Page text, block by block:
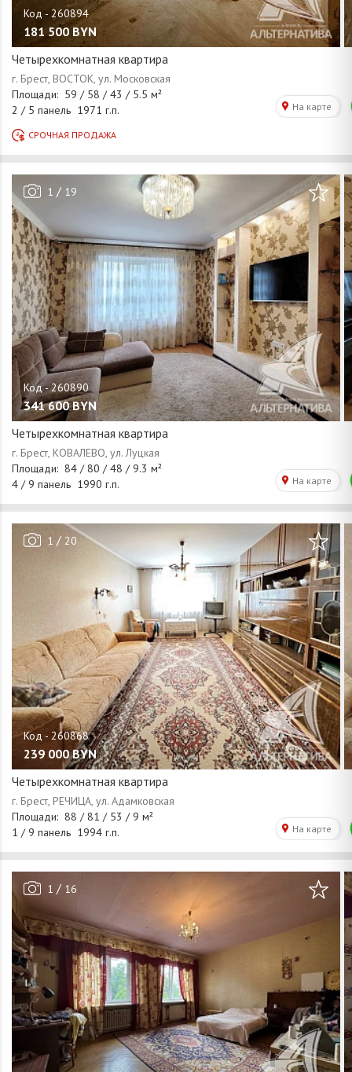
181 500 BYN
Четырехкомнатная квартира
1 / 19
341 600 BYN
Четырехкомнатная квартира
1 / 20
239 000 BYN
Четырехкомнатная квартира
1 / 16